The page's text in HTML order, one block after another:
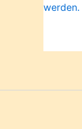
werden.